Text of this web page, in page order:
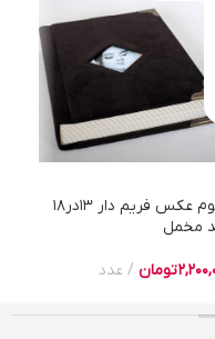
آلبوم عکس فریم دار 13در18
مخمل
تومان عدد